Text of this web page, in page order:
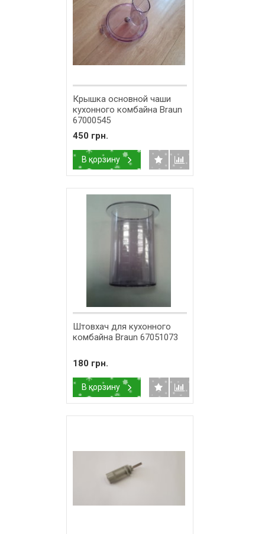
Крышка основной чаши
кухонного комбайна Braun
67000545
450 грн.
В корзину
Штовхач для кухонного
комбайна Braun 67051073
180 грн.
В корзину